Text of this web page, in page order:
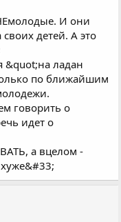
И они
детей. А это
&quot;на ладан
по ближайшим
говорить о
идет о
а вцелом -